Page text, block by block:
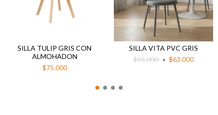
SILLA TULIP GRIS CON
ALMOHADON
$75.000
SILLA VITA PVC GRIS
$95.000
$63.000